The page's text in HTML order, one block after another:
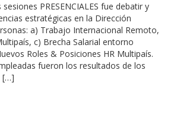
PRESENCIALES fue debatir y
estratégicas en la Dirección
a) Trabajo Internacional Remoto,
c) Brecha Salarial entorno
Roles & Posiciones HR Multipaís.
fueron los resultados de los
[…]